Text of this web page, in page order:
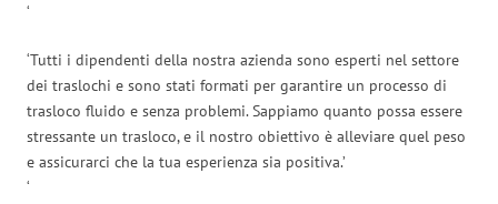
‘
‘Tutti i dipendenti della nostra azienda sono esperti nel settore
dei traslochi e sono stati formati per garantire un processo di
trasloco fluido e senza problemi. Sappiamo quanto possa essere
stressante un trasloco, e il nostro obiettivo è alleviare quel peso
e assicurarci che la tua esperienza sia positiva.’
‘